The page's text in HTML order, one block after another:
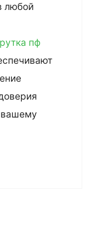
любой
пф
вашему